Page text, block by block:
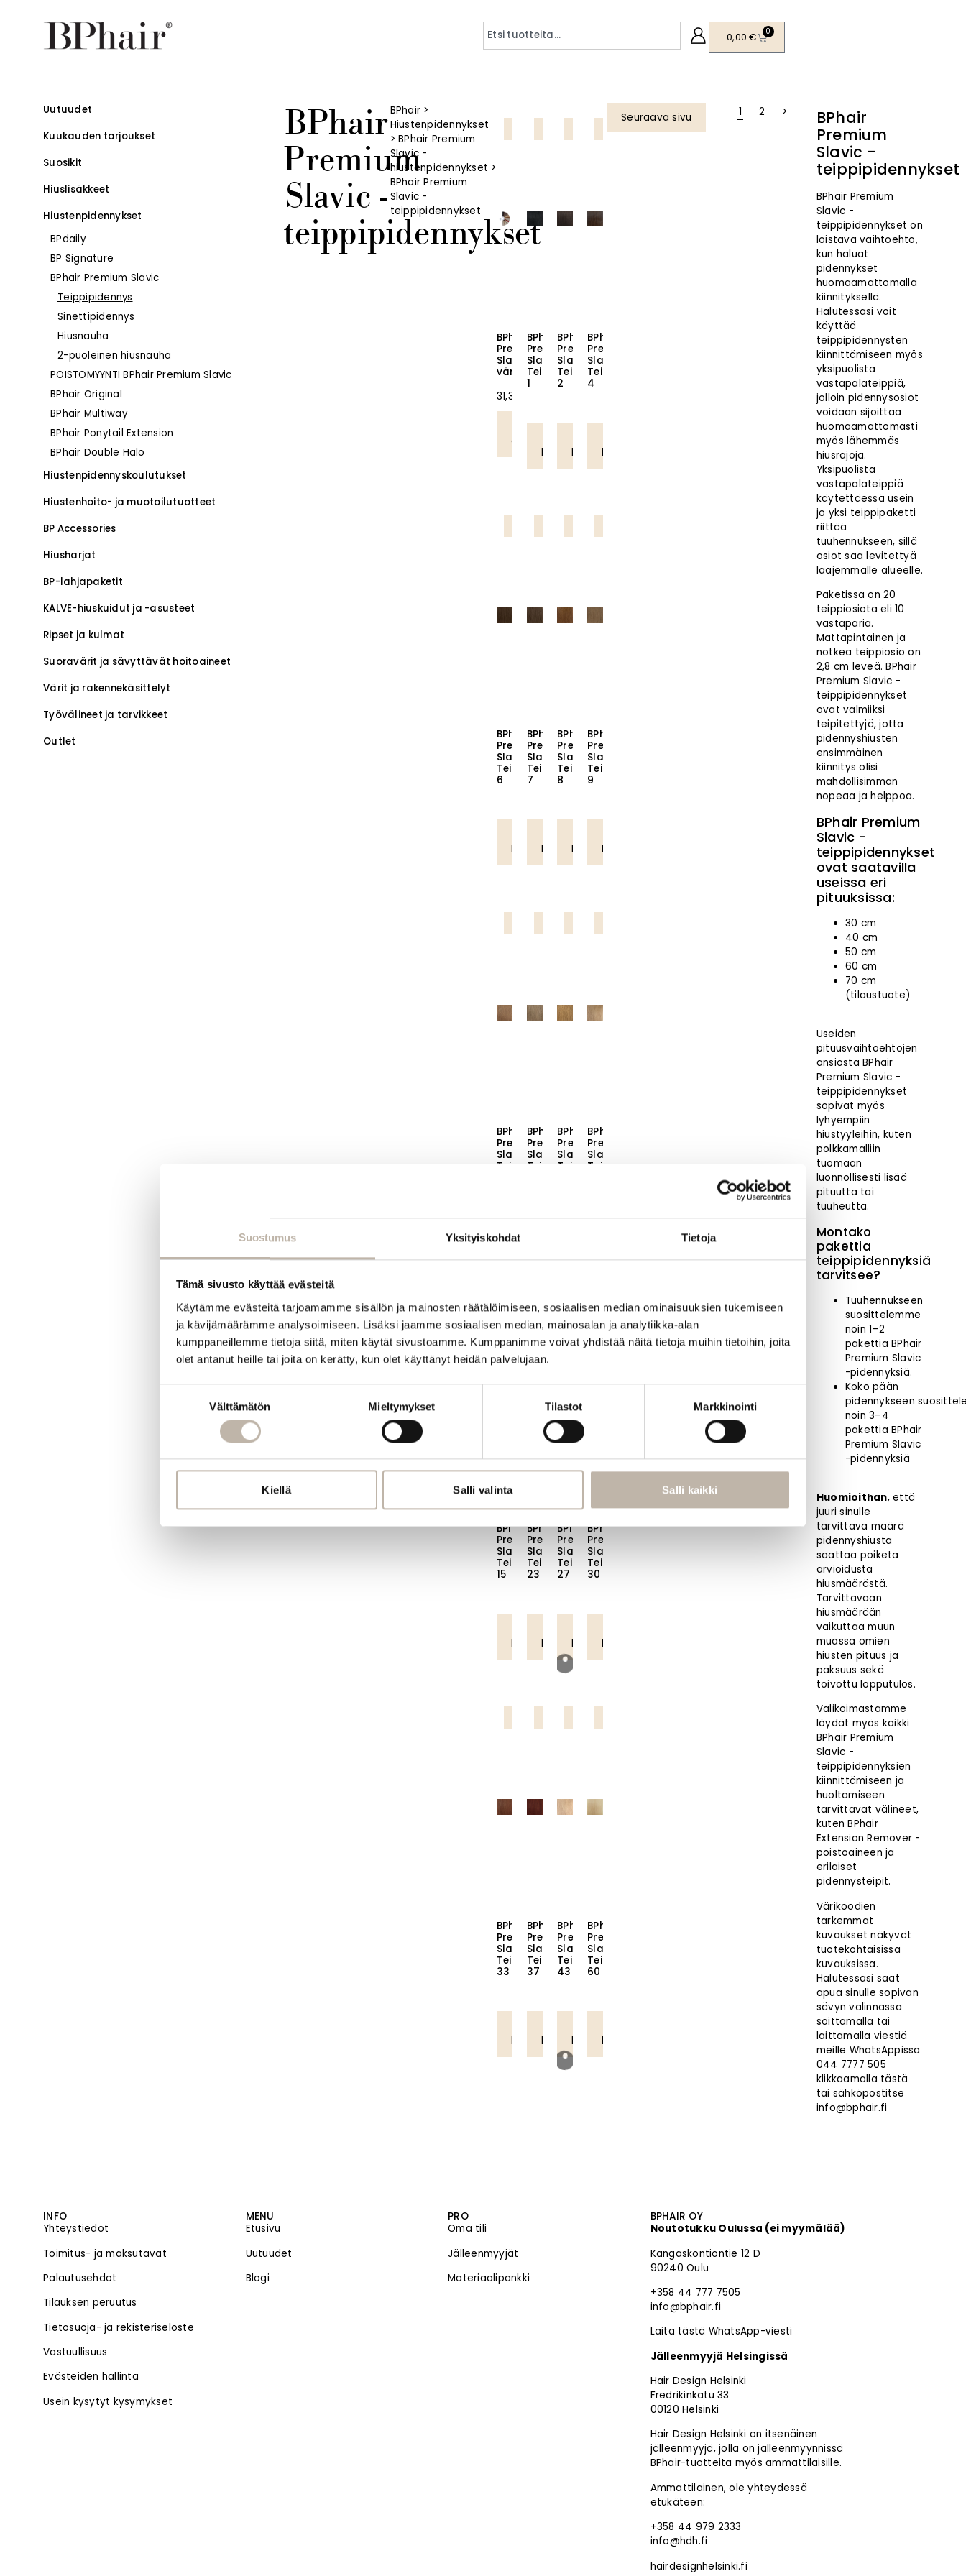
Suostumus Yksityiskohdat Tietoja
Tämä sivusto käyttää evästeitä
Käytämme evästeitä tarjoamamme sisällön ja mainosten räätälöimiseen, sosiaalisen median ominaisuuksien tukemiseen
ja kävijämäärämme analysoimiseen. Lisäksi jaamme sosiaalisen median, mainosalan ja analytiikka-alan
kumppaneillemme tietoja siitä, miten käytät sivustoamme. Kumppanimme voivat yhdistää näitä tietoja muihin tietoihin, joita
olet antanut heille tai joita on kerätty, kun olet käyttänyt heidän palvelujaan.
Välttämätön Mieltymykset Tilastot Markkinointi
Kiellä Salli valinta Salli kaikki
0,00€ 0
Uutuudet
Kuukauden tarjoukset
Suosikit
Hiuslisäkkeet
Hiustenpidennykset
BPdaily
BP Signature
–
BPhair Premium Slavic
Teippipidennys
Sinettipidennys
Hiusnauha
2-puoleinen hiusnauha
POISTOMYYNTI BPhair Premium Slavic
–
BPhair Original
BPhair Multiway
BPhair Ponytail Extension
BPhair Double Halo
Hiustenpidennys­koulutukset
–
Hiustenhoito- ja muotoilutuotteet
BP Accessories
Hiusharjat
BP-lahjapaketit
KALVE-hiuskuidut ja -asusteet
Ripset ja kulmat
Suoravärit ja sävyttävät hoitoaineet
Värit ja rakennekäsittelyt
Työvälineet ja tarvikkeet
Outlet
BPhair
Premium
Slavic -
teippipidennykset
BPhair >
Hiustenpidennykset
>BPhair Premium
Slavic -
hiustenpidennykset >
BPhair Premium
Slavic -
teippipidennykset
BPhair
Premium
Slavic
värikartta
31,38
Lisää
ostoskoriin
BPhair
Premium
Slavic
Teippihius
1
lisää
BPhair
Premium
Slavic
Teippihius
2
lisää
BPhair
Premium
Slavic
Teippihius
4
lisää
BPhair
Premium
Slavic
Teippihius
6
lisää
BPhair
Premium
Slavic
Teippihius
7
lisää
BPhair
Premium
Slavic
Teippihius
8
lisää
BPhair
Premium
Slavic
Teippihius
9
lisää
BPhair
Premium
Slavic
Teippihius
Lue
lisää
BPhair
Premium
Slavic
Teippihius
BPhair
Premium
Slavic
Teippihius
BPhair
Premium
Slavic
Teippihius
Ammattilaistuote
BPhair
Premium
Slavic
Teippihius
15
lisää
Ammattilaistuote
BPhair
Premium
Slavic
Teippihius
23
lisää
Ammattilaistuote
BPhair
Premium
Slavic
Teippihius
27
lisää
Ammattilaistuote
BPhair
Premium
Slavic
Teippihius
30
lisää
BPhair
Premium
Slavic
Teippihius
33
lisää
BPhair
Premium
Slavic
Teippihius
37
lisää
BPhair
Premium
Slavic
Teippihius
43
lisää
BPhair
Premium
Slavic
Teippihius
60
lisää
Seuraava sivu 1 2 >
BPhair
Premium
Slavic -
teippipidennykset
BPhair Premium
Slavic -
teippipidennykset on
loistava vaihtoehto,
kun haluat
pidennykset
huomaamattomalla
kiinnityksellä.
Halutessasi voit
käyttää
teippipidennysten
kiinnittämiseen myös
yksipuolista
vastapalateippiä,
jolloin pidennysosiot
voidaan sijoittaa
huomaamattomasti
myös lähemmäs
hiusrajoja.
Yksipuolista
vastapalateippiä
käytettäessä usein
jo yksi teippipaketti
riittää
tuuhennukseen, sillä
osiot saa levitettyä
laajemmalle alueelle.
Paketissa on 20
teippiosiota eli 10
vastaparia.
Mattapintainen ja
notkea teippiosio on
2,8 cm leveä. BPhair
Premium Slavic -
teippipidennykset
ovat valmiiksi
teipitettyjä, jotta
pidennyshiusten
ensimmäinen
kiinnitys olisi
mahdollisimman
nopeaa ja helppoa.
BPhair Premium
Slavic -
teippipidennykset
ovat saatavilla
useissa eri
pituuksissa:
30 cm
40 cm
50 cm
60 cm
70 cm
(tilaustuote)
Useiden
pituusvaihtoehtojen
ansiosta BPhair
Premium Slavic -
teippipidennykset
sopivat myös
lyhyempiin
hiustyyleihin, kuten
polkkamalliin
tuomaan
luonnollisesti lisää
pituutta tai
tuuheutta.
Montako
pakettia
teippipidennyksiä
tarvitsee?
Tuuhennukseen
suosittelemme
noin 1–2
pakettia BPhair
Premium Slavic
-pidennyksiä.
Koko pään
pidennykseen
noin 3–4
pakettia BPhair
Premium Slavic
-pidennyksiä
Huomioithan, että
juuri sinulle
tarvittava määrä
pidennyshiusta
saattaa poiketa
arvioidusta
hiusmäärästä.
Tarvittavaan
hiusmäärään
vaikuttaa muun
muassa omien
hiusten pituus ja
paksuus sekä
toivottu lopputulos.
Valikoimastamme
löydät myös kaikki
BPhair Premium
Slavic -
teippipidennyksien
kiinnittämiseen ja
huoltamiseen
tarvittavat välineet,
kutenBPhair
Extension Remover -
poistoaineen ja
erilaiset
pidennysteipit.
Värikoodien
tarkemmat
kuvaukset näkyvät
tuotekohtaisissa
kuvauksissa.
Halutessasi saat
apua sinulle sopivan
sävyn valinnassa
soittamalla tai
laittamalla viestiä
meille WhatsAppissa
044 7777 505
klikkaamalla tästä
tai sähköpostitse
info@bphair.fi
INFO
Yhteystiedot
Toimitus- ja maksutavat
Palautusehdot
Tilauksen peruutus
Tietosuoja- ja rekisteriseloste
Vastuullisuus
Evästeiden hallinta
Usein kysytyt kysymykset
MENU
Etusivu
Uutuudet
Blogi
PRO
Oma tili
Jälleenmyyjät
Materiaalipankki
BPHAIR OY
Noutotukku Oulussa (ei myymälää)
Kangaskontiontie 12 D
90240 Oulu
+358 44 777 7505
info@bphair.fi
Laita tästä WhatsApp-viesti
Jälleenmyyjä Helsingissä
Hair Design Helsinki
Fredrikinkatu 33
00120 Helsinki
Hair Design Helsinki on itsenäinen
jälleenmyyjä, jolla on jälleenmyynnissä
BPhair-tuotteita myös ammattilaisille.
Ammattilainen, ole yhteydessä
etukäteen:
+358 44 979 2333
info@hdh.fi
hairdesignhelsinki.fi